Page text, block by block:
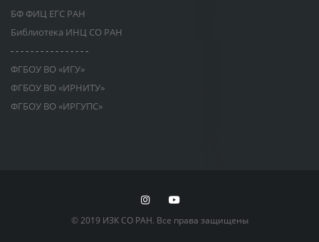
БФ ФИЦ ЕГС РАН
Библиотека ИНЦ СО РАН
- - - - - - - - - - - - - - - -
ФГБОУ ВО «ИГУ»
ФГБОУ ВО «ИРНИТУ»
ФГБОУ ВО «ИРГУПС»
© 2019 ИЗК СО РАН. Все права защищены